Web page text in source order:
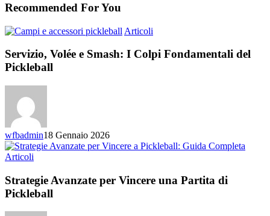
Recommended For You
Articoli
e
Smash:
Servizio, Volée e Smash: I Colpi Fondamentali del
Pickleball
wfbadmin18 Gennaio 2026
Articoli
per
Vincere
una
Partita
Strategie Avanzate per Vincere una Partita di
Pickleball